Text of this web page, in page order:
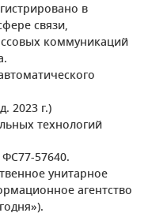
в
связи,
коммуникаций
2023 г.)
технологий
57640.
унитарное
агентство